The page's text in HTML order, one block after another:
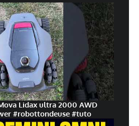
Lidax ultra 2000 AWD
#robottondeuse #tuto